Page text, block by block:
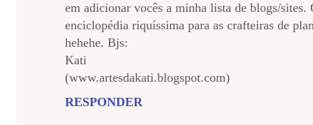
em adicionar vocês a minha lista de blogs/sites.
enciclopédia riquíssima para as crafteiras de
hehehe. Bjs:
Kati
(www.artesdakati.blogspot.com)
RESPONDER